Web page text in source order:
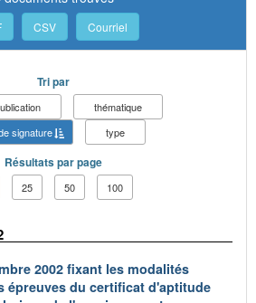
CSV Courriel
Tri par
thématique
signature
type
Résultats par page
25 50 100
2002 fixant les modalités
épreuves du certificat d'aptitude